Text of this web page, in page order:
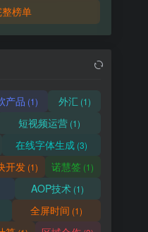
榜单
产品 (1) 外汇 (1)
短视频运营(1)
在线字体生成 (3)
开发(1) 诺慧签 (1)
AOP技术 (1)
全屏时间 (1)